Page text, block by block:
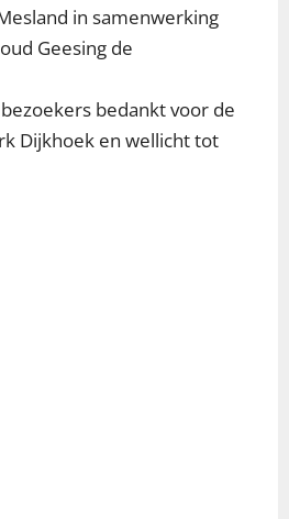
in samenwerking
Geesing de
bedankt voor de
Dijkhoek en wellicht tot